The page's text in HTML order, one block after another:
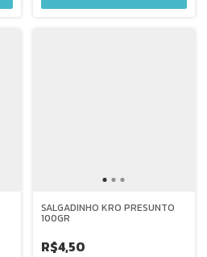
SALGADINHO KRO PRESUNTO
100GR
R$4,50